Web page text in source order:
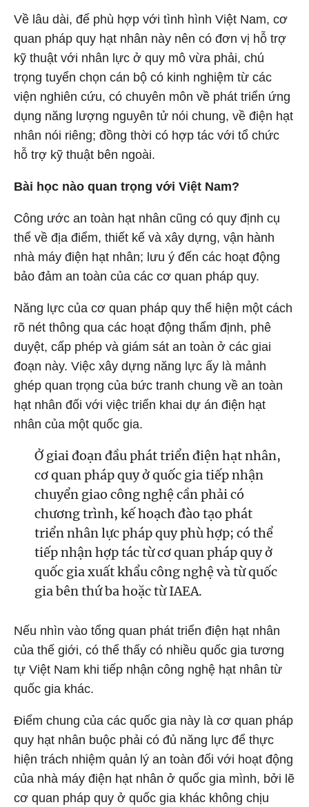
Về lâu dài, để phù hợp với tình hình Việt Nam, cơ
quan pháp quy hạt nhân này nên có đơn vị hỗ trợ
kỹ thuật với nhân lực ở quy mô vừa phải, chú
trọng tuyển chọn cán bộ có kinh nghiệm từ các
viện nghiên cứu, có chuyên môn về phát triển ứng
dụng năng lượng nguyên tử nói chung, về điện hạt
nhân nói riêng; đồng thời có hợp tác với tổ chức
hỗ trợ kỹ thuật bên ngoài.
Bài học nào quan trọng với Việt Nam?
Công ước an toàn hạt nhân cũng có quy định cụ
thể về địa điểm, thiết kế và xây dựng, vận hành
nhà máy điện hạt nhân; lưu ý đến các hoạt động
bảo đảm an toàn của các cơ quan pháp quy.
Năng lực của cơ quan pháp quy thể hiện một cách
rõ nét thông qua các hoạt động thẩm định, phê
duyệt, cấp phép và giám sát an toàn ở các giai
đoạn này. Việc xây dựng năng lực ấy là mảnh
ghép quan trọng của bức tranh chung về an toàn
hạt nhân đối với việc triển khai dự án điện hạt
nhân của một quốc gia.
Ở giai đoạn đầu phát triển điện hạt nhân,
cơ quan pháp quy ở quốc gia tiếp nhận
chuyển giao công nghệ cần phải có
chương trình, kế hoạch đào tạo phát
triển nhân lực pháp quy phù hợp; có thể
tiếp nhận hợp tác từ cơ quan pháp quy ở
quốc gia xuất khẩu công nghệ và từ quốc
gia bên thứ ba hoặc từ IAEA.
Nếu nhìn vào tổng quan phát triển điện hạt nhân
của thế giới, có thể thấy có nhiều quốc gia tương
tự Việt Nam khi tiếp nhận công nghệ hạt nhân từ
quốc gia khác.
Điểm chung của các quốc gia này là cơ quan pháp
quy hạt nhân buộc phải có đủ năng lực để thực
hiện trách nhiệm quản lý an toàn đối với hoạt động
của nhà máy điện hạt nhân ở quốc gia mình, bởi lẽ
cơ quan pháp quy ở quốc gia khác không chịu